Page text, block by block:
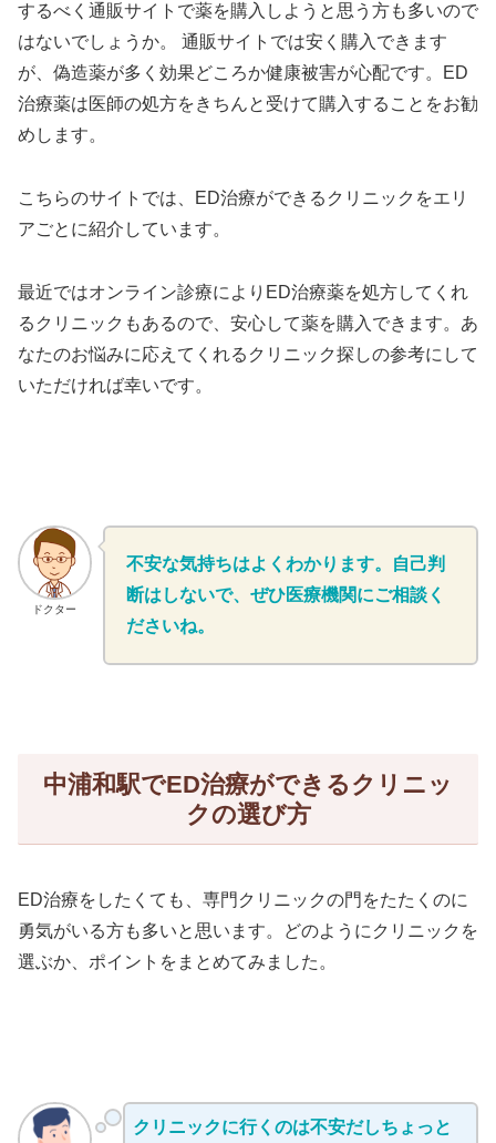
するべく通販サイトで薬を購入しようと思う方も多いので
はないでしょうか。 通販サイトでは安く購入できます
が、偽造薬が多く効果どころか健康被害が心配です。ED
治療薬は医師の処方をきちんと受けて購入することをお勧
めします。
こちらのサイトでは、ED治療ができるクリニックをエリ
アごとに紹介しています。
最近ではオンライン診療によりED治療薬を処方してくれ
るクリニックもあるので、安心して薬を購入できます。あ
なたのお悩みに応えてくれるクリニック探しの参考にして
いただければ幸いです。
ドクター
不安な気持ちはよくわかります。自己判
断はしないで、ぜひ医療機関にご相談く
ださいね。
中浦和駅でED治療ができるクリニッ
クの選び方
ED治療をしたくても、専門クリニックの門をたたくのに
勇気がいる方も多いと思います。どのようにクリニックを
選ぶか、ポイントをまとめてみました。
クリニックに行くのは不安だしちょっと